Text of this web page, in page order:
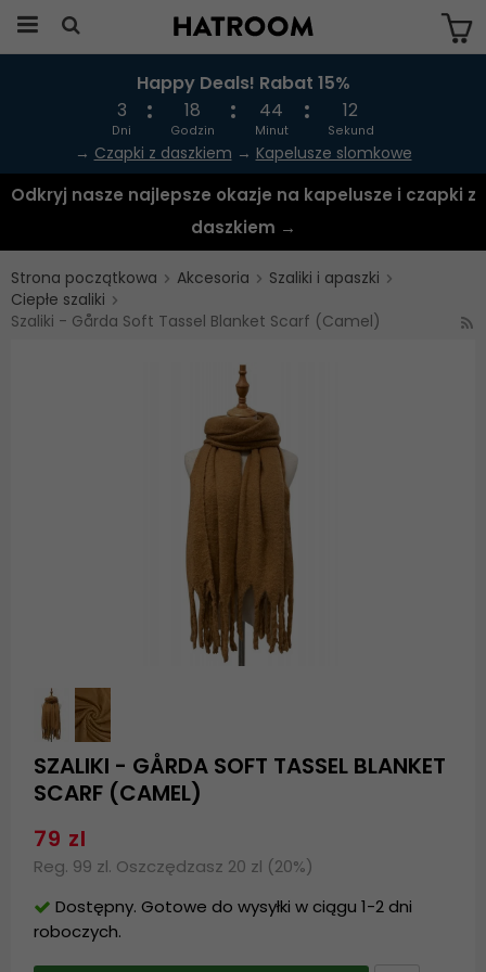
Produkten har blivit tillagd i varukorgen
Happy Deals! Rabat 15%
3
Dni
18
Godzin
44
Minut
12
Sekund
→ Czapki z daszkiem → Kapelusze slomkowe
Odkryj nasze najlepsze okazje na kapelusze i czapki z
daszkiem →
Strona początkowa Akcesoria
Szaliki i apaszki
Ciepłe szaliki
Szaliki - Gårda Soft Tassel Blanket Scarf (Camel)
SZALIKI - GÅRDA SOFT TASSEL BLANKET
SCARF (CAMEL)
79 zl
Reg. 99 zl. Oszczędzasz 20 zl (20%)
Dostępny. Gotowe do wysyłki w ciągu 1-2 dni
roboczych.